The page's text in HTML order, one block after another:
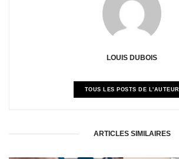
LOUIS DUBOIS
TOUS LES POSTS DE L'AUTEUR
ARTICLES SIMILAIRES